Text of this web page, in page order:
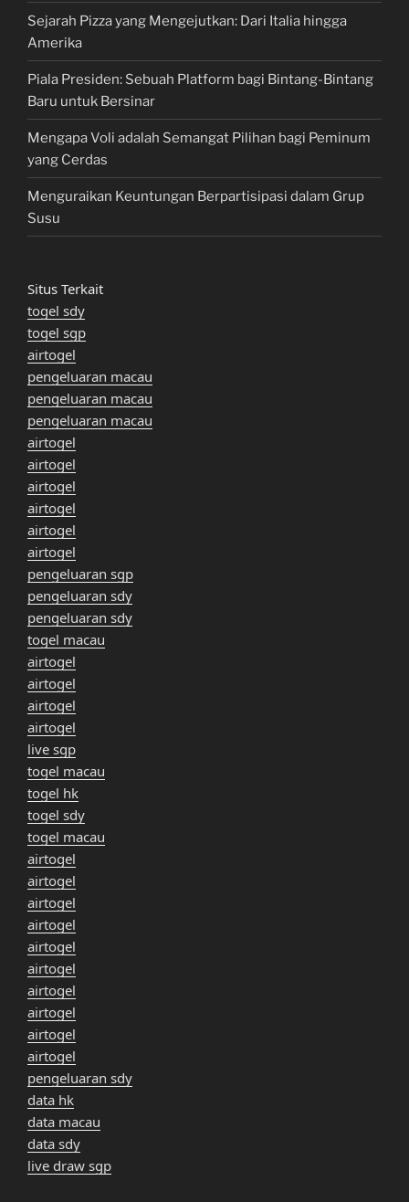
Sejarah Pizza yang Mengejutkan: Dari Italia hingga
Amerika
Piala Presiden: Sebuah Platform bagi Bintang-Bintang
Baru untuk Bersinar
Mengapa Voli adalah Semangat Pilihan bagi Peminum
yang Cerdas
Menguraikan Keuntungan Berpartisipasi dalam Grup
Susu
Situs Terkait
togel sdy
togel sgp
airtogel
pengeluaran macau
pengeluaran macau
pengeluaran macau
airtogel
airtogel
airtogel
airtogel
airtogel
airtogel
pengeluaran sgp
pengeluaran sdy
pengeluaran sdy
togel macau
airtogel
airtogel
airtogel
airtogel
live sgp
togel macau
togel hk
togel sdy
togel macau
airtogel
airtogel
airtogel
airtogel
airtogel
airtogel
airtogel
airtogel
airtogel
airtogel
pengeluaran sdy
data hk
data macau
data sdy
live draw sgp